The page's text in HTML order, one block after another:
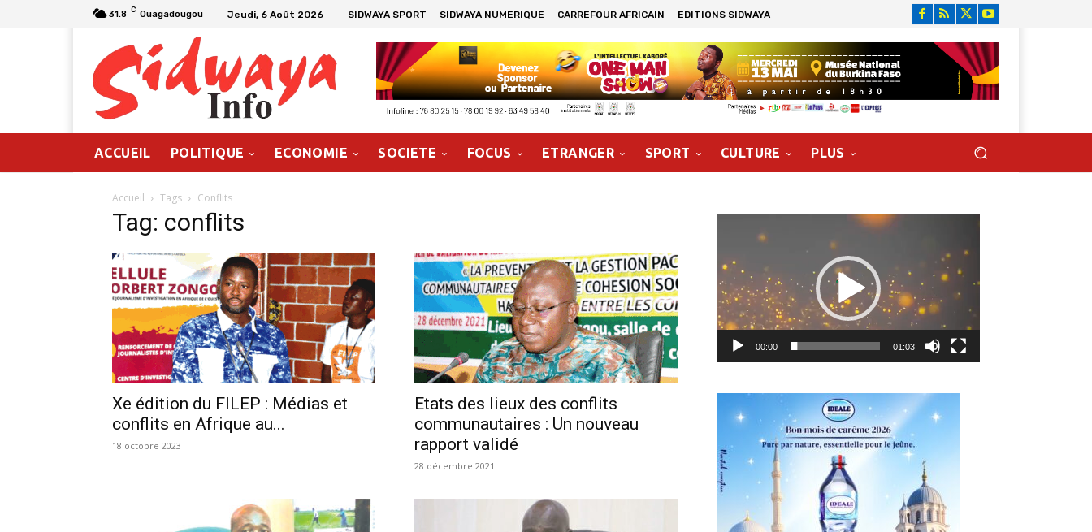
31.8 C Ouagadougou Jeudi, 6 Août 2026 SIDWAYA SPORT SIDWAYA NUMERIQUE CARREFOUR AFRICAIN EDITIONS SIDWAYA
ACCUEIL POLITIQUE ECONOMIE SOCIETE FOCUS ETRANGER SPORT CULTURE PLUS
Accueil Tags Conflits
Tag: conflits
Xe édition du FILEP : Médias et
conflits en Afrique au...
18 octobre 2023
Etats des lieux des conflits
communautaires : Un nouveau
rapport validé
28 décembre 2021
00:00 01:03